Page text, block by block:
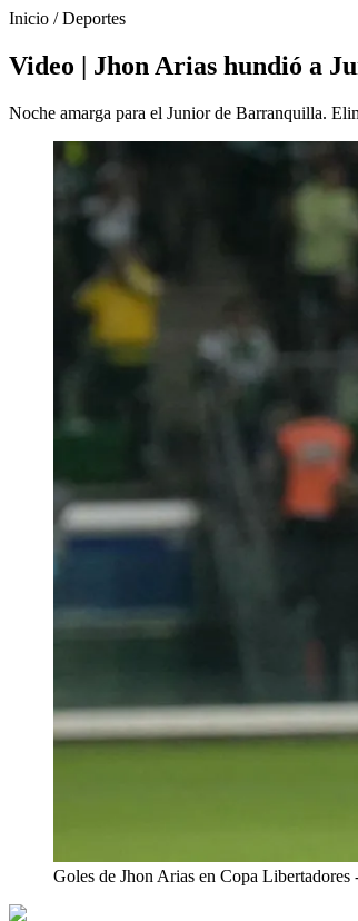
Inicio /Deportes
Video | Jhon Arias hundió a
Noche amarga para el Junior de Barranquilla.
Goles de Jhon Arias en Copa Libertadores